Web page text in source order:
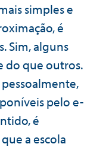
simples e
é
Sim, alguns
do que outros.
pelo e-
é
a escola